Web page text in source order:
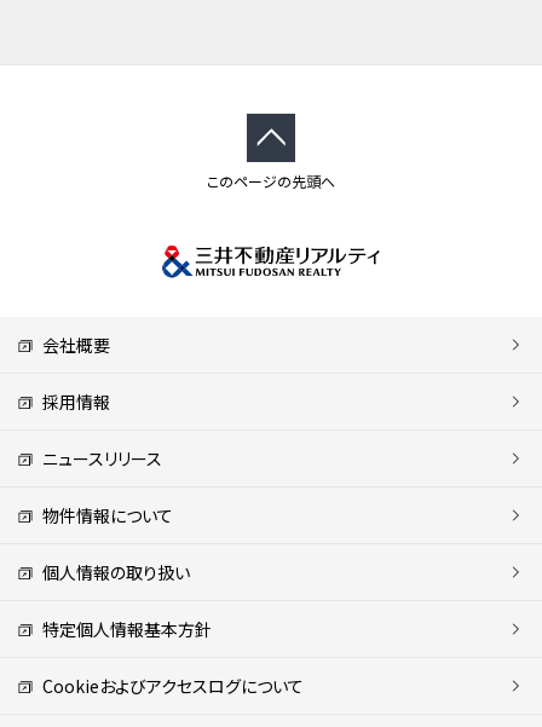
このページの先頭へ
会社概要
採用情報
ニュースリリース
物件情報について
個人情報の取り扱い
特定個人情報基本方針
Cookieおよびアクセスログについて